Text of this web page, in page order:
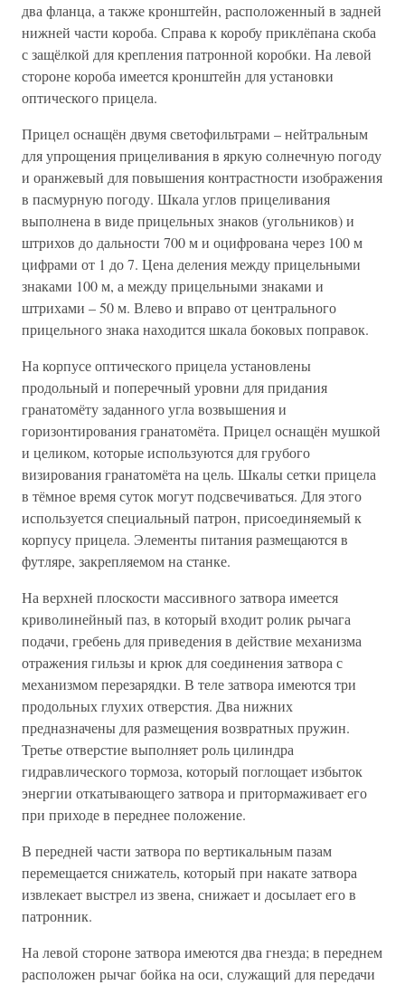
два фланца, а также кронштейн, расположенный в задней
нижней части короба. Справа к коробу приклёпана скоба
с защёлкой для крепления патронной коробки. На левой
стороне короба имеется кронштейн для установки
оптического прицела.
Прицел оснащён двумя светофильтрами – нейтральным
для упрощения прицеливания в яркую солнечную погоду
и оранжевый для повышения контрастности изображения
в пасмурную погоду. Шкала углов прицеливания
выполнена в виде прицельных знаков (угольников) и
штрихов до дальности 700 м и оцифрована через 100 м
цифрами от 1 до 7. Цена деления между прицельными
знаками 100 м, а между прицельными знаками и
штрихами – 50 м. Влево и вправо от центрального
прицельного знака находится шкала боковых поправок.
На корпусе оптического прицела установлены
продольный и поперечный уровни для придания
гранатомёту заданного угла возвышения и
горизонтирования гранатомёта. Прицел оснащён мушкой
и целиком, которые используются для грубого
визирования гранатомёта на цель. Шкалы сетки прицела
в тёмное время суток могут подсвечиваться. Для этого
используется специальный патрон, присоединяемый к
корпусу прицела. Элементы питания размещаются в
футляре, закрепляемом на станке.
На верхней плоскости массивного затвора имеется
криволинейный паз, в который входит ролик рычага
подачи, гребень для приведения в действие механизма
отражения гильзы и крюк для соединения затвора с
механизмом перезарядки. В теле затвора имеются три
продольных глухих отверстия. Два нижних
предназначены для размещения возвратных пружин.
Третье отверстие выполняет роль цилиндра
гидравлического тормоза, который поглощает избыток
энергии откатывающего затвора и притормаживает его
при приходе в переднее положение.
В передней части затвора по вертикальным пазам
перемещается снижатель, который при накате затвора
извлекает выстрел из звена, снижает и досылает его в
патронник.
На левой стороне затвора имеются два гнезда; в переднем
расположен рычаг бойка на оси, служащий для передачи